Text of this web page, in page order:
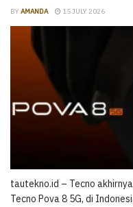
BY AMANDA 15 JULY 2026
tautekno.id – Tecno
Tecno Pova 8 5G, di